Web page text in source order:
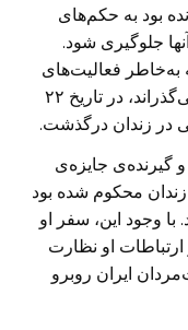
بود به حکم‌های
جلوگیری شود.
به‌خاطر فعالیت‌های
سندیکایی خود حکم ۱۱ سال زندان را می‌گذراند، در تاریخ ۲۲
گیرنده‌ی جایزه‌ی
سال ۲۰۱۲، که به ۶ سال زندان محکوم شده بود
شهریور ۱۳۹۲ آزاد شد. با وجود این، سفر او
او نظارت
ایران روبرو